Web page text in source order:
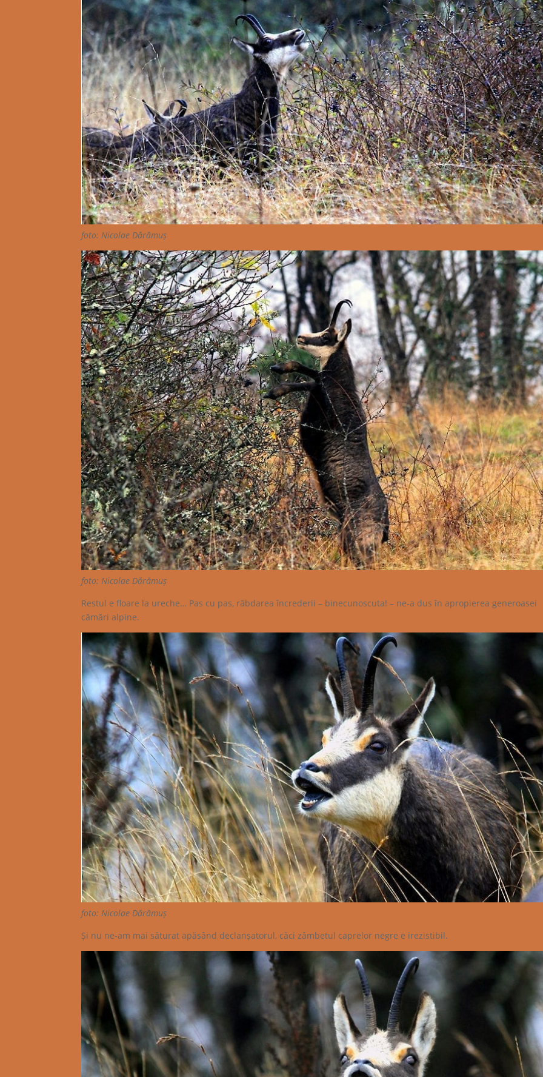
foto: Nicolae Dărămuș
foto: Nicolae Dărămuș
Restul e floare la ureche… Pas cu pas, răbdarea încrederii – binecunoscuta! – ne-a dus în apropierea generoasei
cămări alpine.
foto: Nicolae Dărămuș
Și nu ne-am mai săturat apăsând declanșatorul, căci zâmbetul caprelor negre e irezistibil.